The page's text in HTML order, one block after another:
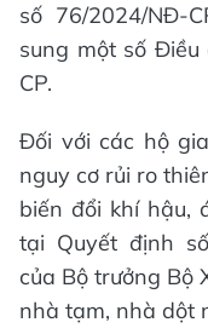
số 76/2024/NĐ-
sung một số
CP.
Đối với các hộ
nguy cơ rủi ro
biến đổi khí hậu,
tại Quyết định
của Bộ trưởng Bộ
nhà tạm, nhà dột